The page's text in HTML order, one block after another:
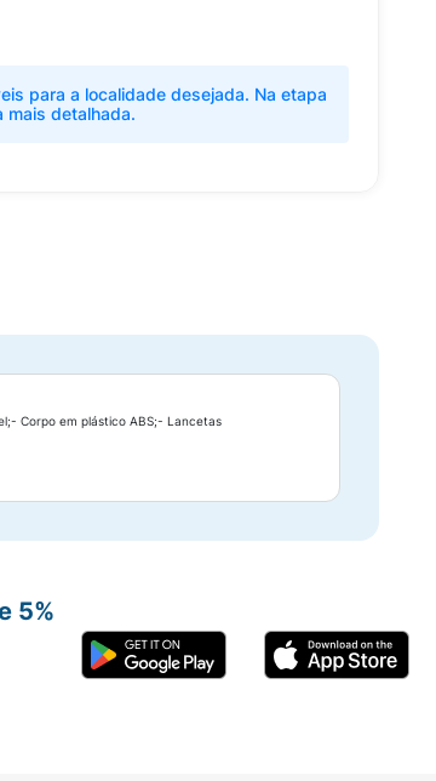
para a localidade desejada. Na etapa
mais detalhada.
Corpo em plástico ABS;- Lancetas
5%